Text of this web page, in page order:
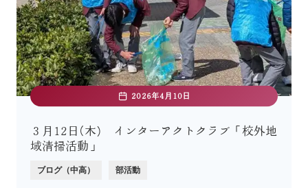
2026年4月10日
３月12日(木) インターアクトクラブ「校外地
域清掃活動」
ブログ（中高） 部活動